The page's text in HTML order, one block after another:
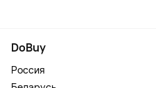
DoBuy
Россия